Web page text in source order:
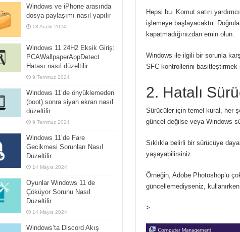
Hepsi bu. Komut satırı
işlemeye başlayacaktır.
kapatmadığınızdan emin olun.
Windows ile ilgili bir sorunla
SFC kontrollerini basitleştirmek
2. Hatalı
Sürücüler için temel kural, her
güncel değilse veya Windows
Sıklıkla belirli bir sürücüye
yaşayabilirsiniz.
Örneğin, Adobe Photoshop’u
güncellemediyseniz,
>
Windows ve iPhone arasında
dosya paylaşımı nasıl yapılır
18 Aralık 2024
Windows 11 24H2 Eksik Giriş:
PCAWallpaperAppDetect
Hatası nasıl düzeltilir
9 Temmuz 2024
Windows 11’de önyüklemeden
(boot) sonra siyah ekran nasıl
düzeltilir
9 Temmuz 2024
Windows 11’de Fare
Gecikmesi Sorunları Nasıl
Düzeltilir
14 Mayıs 2024
Oyunlar Windows 11 de
Çöküyor Sorunu Nasıl
Düzeltilir
14 Mayıs 2024
Windows’ta Discord Akış